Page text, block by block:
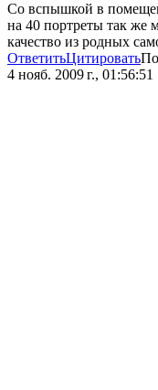
Со вспышкой в
на 40 портреты так же
качество из родных
ОтветитьЦитировать
4 нояб. 2009 г., 01:56:51